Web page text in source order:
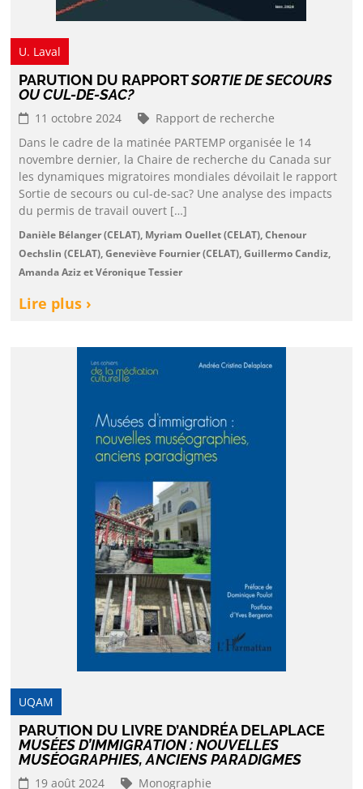
U. Laval
PARUTION DU RAPPORTSORTIE DE SECOURS
OU CUL-DE-SAC?
11 octobre 2024
Rapport de recherche
Dans le cadre de la matinée PARTEMP organisée le 14
novembre dernier, la Chaire de recherche du Canada sur
les dynamiques migratoires mondiales dévoilait le rapport
Sortie de secours ou cul-de-sac? Une analyse des impacts
du permis de travail ouvert […]
Danièle Bélanger (CELAT), Myriam Ouellet (CELAT), Chenour
Oechslin (CELAT), Geneviève Fournier (CELAT), Guillermo Candiz,
Amanda Aziz et Véronique Tessier
Lire plus ›
UQAM
PARUTION DU LIVRE D’ANDRÉA DELAPLACE
MUSÉES D’IMMIGRATION : NOUVELLES
MUSÉOGRAPHIES, ANCIENS PARADIGMES
19 août 2024 Monographie